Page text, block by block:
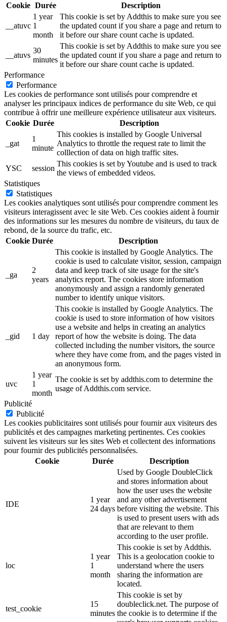
Cookie Durée Description
__atuvc
1 year
1
month
This cookie is set by Addthis to make sure you see
the updated count if you share a page and return to
it before our share count cache is updated.
__atuvs
30
minutes
This cookie is set by Addthis to make sure you see
the updated count if you share a page and return to
it before our share count cache is updated.
Performance
Performance
Les cookies de performance sont utilisés pour comprendre et
analyser les principaux indices de performance du site Web, ce qui
contribue à offrir une meilleure expérience utilisateur aux visiteurs.
Cookie Durée Description
_gat
1
minute
This cookies is installed by Google Universal
Analytics to throttle the request rate to limit the
colllection of data on high traffic sites.
YSC
session
This cookies is set by Youtube and is used to track
the views of embedded videos.
Statistiques
Statistiques
Les cookies analytiques sont utilisés pour comprendre comment les
visiteurs interagissent avec le site Web. Ces cookies aident à fournir
des informations sur les mesures du nombre de visiteurs, du taux de
rebond, de la source du trafic, etc.
Cookie Durée Description
_ga
2
years
This cookie is installed by Google Analytics. The
cookie is used to calculate visitor, session, campaign
data and keep track of site usage for the site's
analytics report. The cookies store information
anonymously and assign a randomly generated
number to identify unique visitors.
_gid 1 day
This cookie is installed by Google Analytics. The
cookie is used to store information of how visitors
use a website and helps in creating an analytics
report of how the website is doing. The data
collected including the number visitors, the source
where they have come from, and the pages visted in
an anonymous form.
uvc
1 year
1
month
The cookie is set by addthis.com to determine the
usage of Addthis.com service.
Publicité
Publicité
Les cookies publicitaires sont utilisés pour fournir aux visiteurs des
publicités et des campagnes marketing pertinentes. Ces cookies
suivent les visiteurs sur les sites Web et collectent des informations
pour fournir des publicités personnalisées.
Cookie
Durée Description
IDE
1 year
24 days
Used by Google DoubleClick
and stores information about
how the user uses the website
and any other advertisement
before visiting the website. This
is used to present users with ads
that are relevant to them
according to the user profile.
loc
1 year
1
month
This cookie is set by Addthis.
This is a geolocation cookie to
understand where the users
sharing the information are
located.
test_cookie
15
minutes
This cookie is set by
doubleclick.net. The purpose of
the cookie is to determine if the